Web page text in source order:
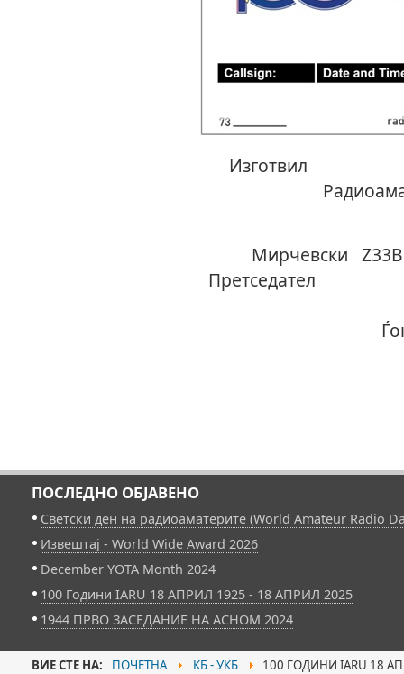
Ѓоко
ПОСЛЕДНО ОБЈАВЕНО
Светски ден на радиоаматерите (World Amateur Radio
Извештај - World Wide Award 2026
December YOTA Month 2024
100 Години IARU 18 АПРИЛ 1925 - 18 АПРИЛ 2025
1944 ПРВО ЗАСЕДАНИЕ НА АСНОМ 2024
ВИЕ СТЕ НА: ПОЧЕТНА КБ - УКБ 100 ГОДИНИ IARU 18